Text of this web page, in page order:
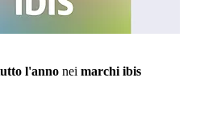
l'anno nei marchi ibis